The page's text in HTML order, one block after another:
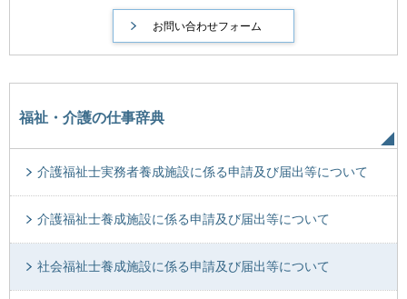
福祉・介護の仕事辞典
介護福祉士実務者養成施設に係る申請及び届出等について
介護福祉士養成施設に係る申請及び届出等について
社会福祉士養成施設に係る申請及び届出等について